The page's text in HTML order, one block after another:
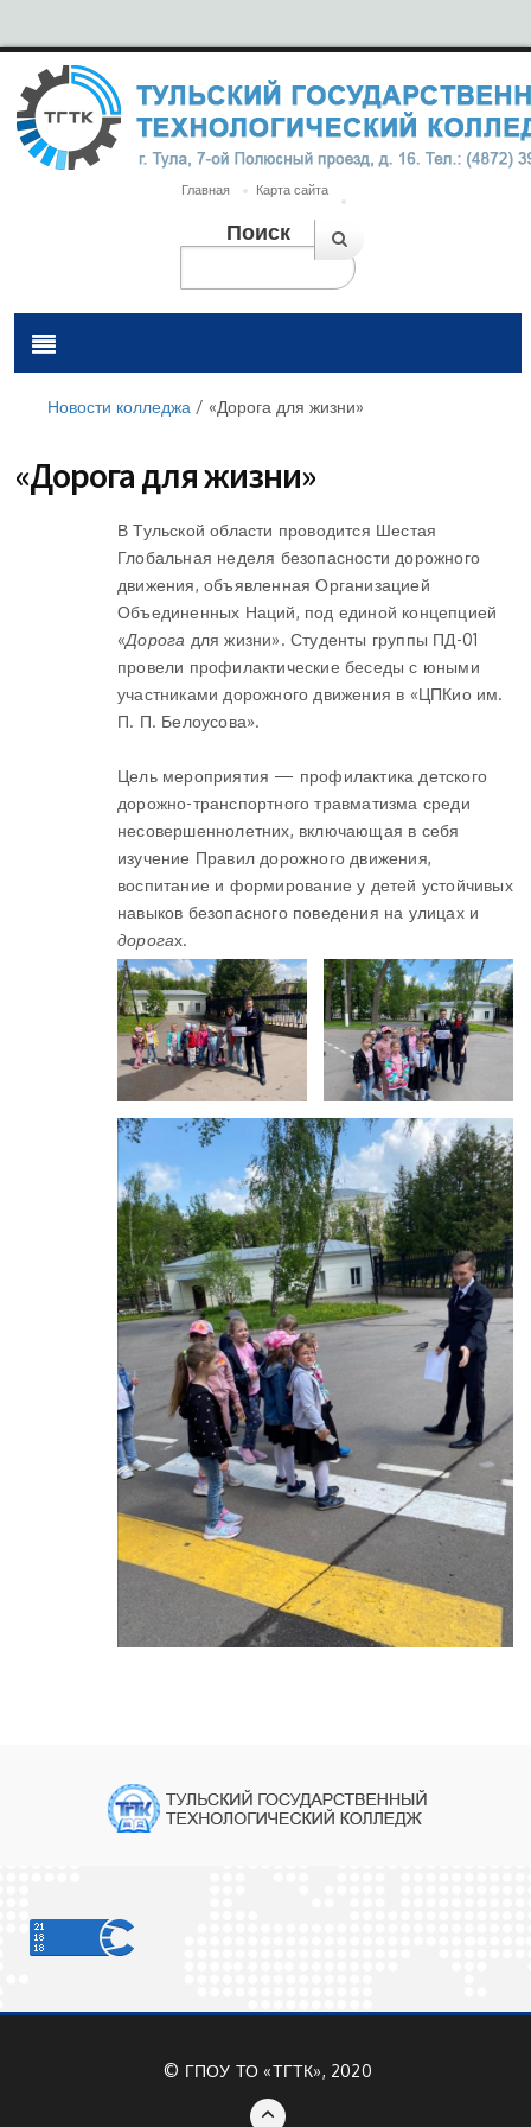
Главная Карта сайта
Поиск
Новости колледжа / «Дорога для жизни»
«Дорога для жизни»
В Тульской области проводится Шестая
Глобальная неделя безопасности дорожного
движения, объявленная Организацией
Объединенных Наций, под единой концепцией
«Дорога для жизни». Студенты группы ПД-01
провели профилактические беседы с юными
участниками дорожного движения в «ЦПКио им.
П. П. Белоусова».
Цель мероприятия — профилактика детского
дорожно-транспортного травматизма среди
несовершеннолетних, включающая в себя
изучение Правил дорожного движения,
воспитание и формирование у детей устойчивых
навыков безопасного поведения на улицах и
дорогах.
© ГПОУ ТО «ТГТК», 2020